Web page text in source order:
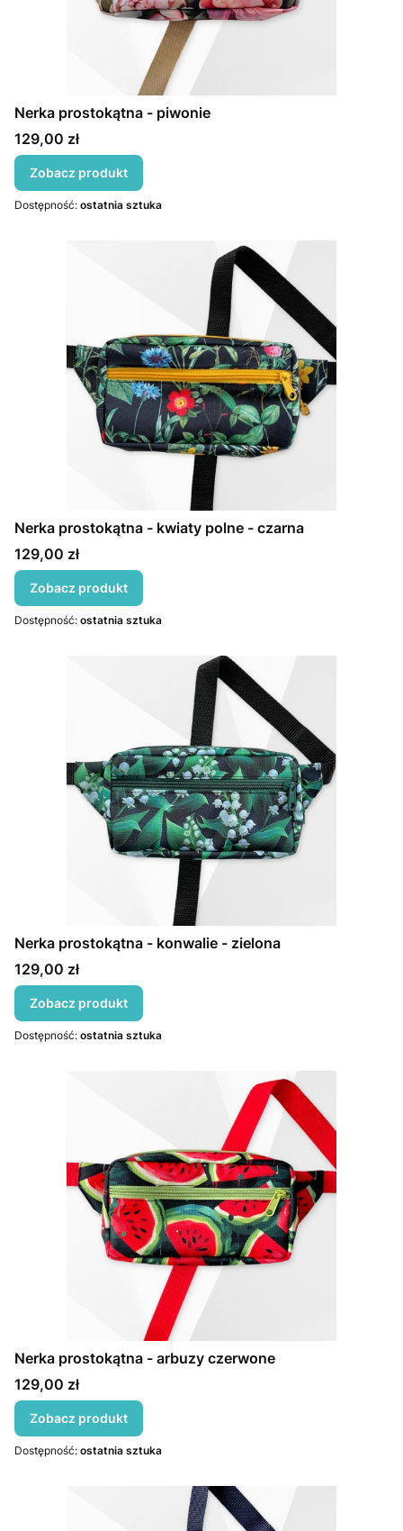
Nerka prostokątna - piwonie
Cena
129,00 zł
Zobacz produkt
Dostępność: ostatnia sztuka
Nerka prostokątna - kwiaty polne - czarna
Cena
129,00 zł
Zobacz produkt
Dostępność: ostatnia sztuka
Nerka prostokątna - konwalie - zielona
Cena
129,00 zł
Zobacz produkt
Dostępność: ostatnia sztuka
Nerka prostokątna - arbuzy czerwone
Cena
129,00 zł
Zobacz produkt
Dostępność: ostatnia sztuka